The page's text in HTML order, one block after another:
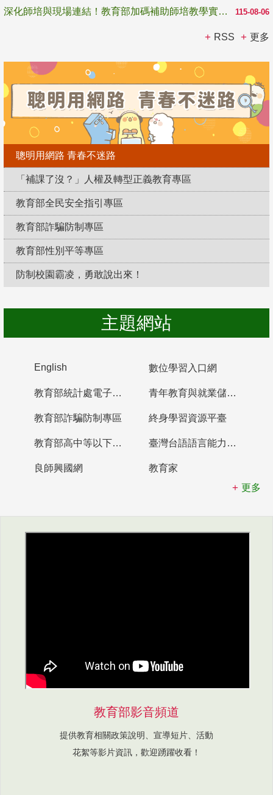
115-08-06
深化師培與現場連結！教育部加碼補助師培教學實踐研究 10月師培國際研討會交流教學實踐經驗
RSS 更多
聰明用網路 青春不迷路
「補課了沒？」人權及轉型正義教育專區
教育部全民安全指引專區
教育部詐騙防制專區
教育部性別平等專區
防制校園霸凌，勇敢說出來！
主題網站
English 數位學習入口網
教育部統計處電子書櫃 青年教育與就業儲蓄帳戶
教育部詐騙防制專區 終身學習資源平臺
教育部高中等以下學校及幼兒園教師資格檢定考試 臺灣台語語言能力認證網站
良師興國網
教育家
更多
教育部影音頻道
提供教育相關政策說明、宣導短片、活動
花絮等影片資訊，歡迎踴躍收看！